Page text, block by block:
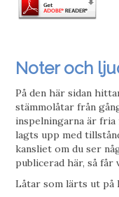
Noter och
På den här sidan
stämmolåtar från
inspelningarna är
lagts upp med
kansliet om du ser
publicerad här, så
Låtar som lärts ut på